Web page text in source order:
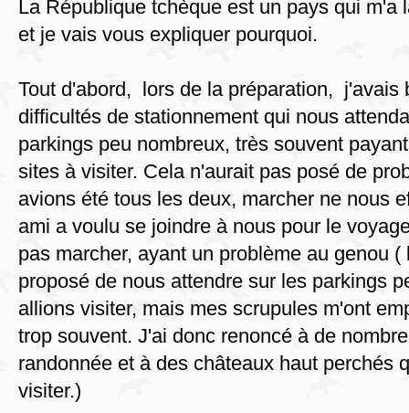
La République tchèque est un pays qui m'a
et je vais vous expliquer pourquoi.
Tout d'abord, lors de la préparation, j'avais
difficultés de stationnement qui nous
parkings peu nombreux, très souvent
sites à visiter. Cela n'aurait pas posé de
avions été tous les deux, marcher ne nous
ami a voulu se joindre à nous pour le
pas marcher, ayant un problème au genou
proposé de nous attendre sur les parkings
allions visiter, mais mes scrupules m'ont
trop souvent. J'ai donc renoncé à de
randonnée et à des châteaux haut perchés
visiter.)